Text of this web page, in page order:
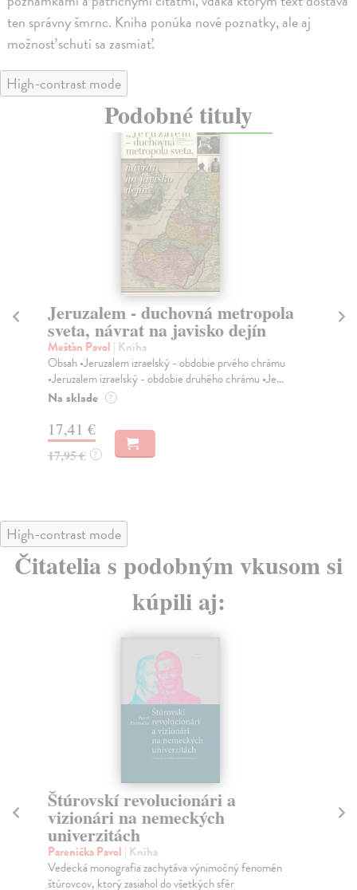
ten správny šmrnc. Kniha ponúka nové poznatky, ale aj
možnosť schuti sa zasmiať.
High-contrast mode
Podobné tituly
na sklade
Jeruzalem - duchovná metropola
sveta, návrat na javisko dejín
Mešťan Pavol | Kniha
Obsah •Jeruzalem izraelský - obdobie prvého chrámu
•Jeruzalem izraelský - obdobie druhého chrámu •Je...
Na sklade ?
17,41 €
17,95 € ?
High-contrast mode
Čitatelia s podobným vkusom si
kúpili aj:
Štúrovskí revolucionári a
vizionári na nemeckých
univerzitách
Parenička Pavol | Kniha
Vedecká monografia zachytáva výnimočný fenomén
štúrovcov, ktorý zasiahol do všetkých sfér